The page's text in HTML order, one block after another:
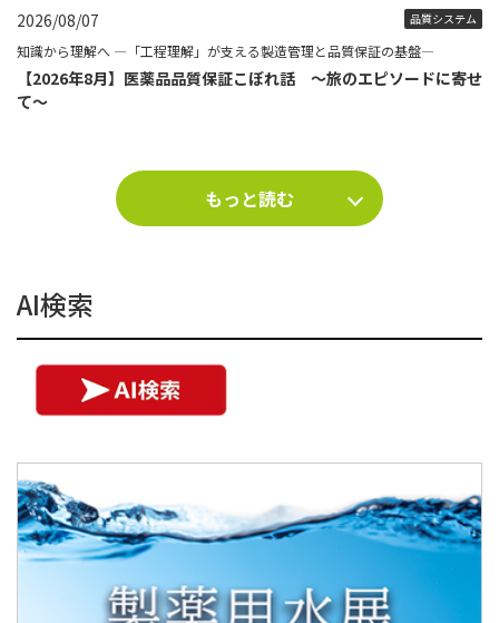
2026/08/07 品質システム
知識から理解へ ―「工程理解」が支える製造管理と品質保証の基盤―
【2026年8月】医薬品品質保証こぼれ話 ～旅のエピソードに寄せ
て～
もっと読む
AI検索